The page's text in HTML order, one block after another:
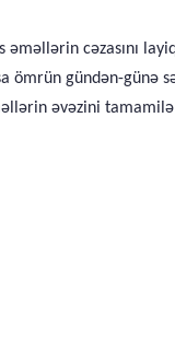
cəzasını
ömrün gündən-günə
əvəzini